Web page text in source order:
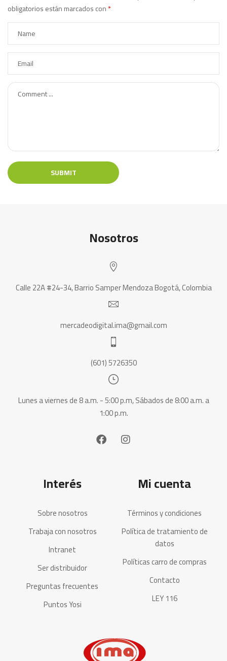
obligatorios están marcados con*
Nosotros
Calle 22A #24-34, Barrio Samper Mendoza Bogotá, Colombia
mercadeodigital.ima@gmail.com
(601) 5726350
Lunes a viernes de 8 a.m. - 5:00 p.m, Sábados de 8:00 a.m. a
1:00 p.m.
Interés
Sobre nosotros
Trabaja con nosotros
Intranet
Ser distribuidor
Preguntas frecuentes
Puntos Yosi
Mi cuenta
Términos y condiciones
Política de tratamiento de
datos
Políticas carro de compras
Contacto
LEY 116